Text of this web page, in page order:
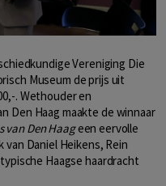
Vereniging Die
Museum de prijs uit
. Wethouder en
Den Haag maakte de winnaar
van Den Haageen eervolle
Daniel Heikens, Rein
Haagse haardracht